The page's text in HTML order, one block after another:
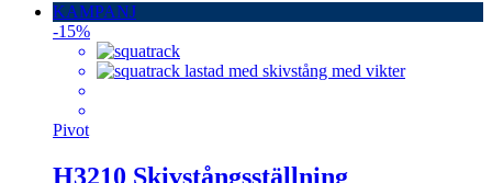
KAMPANJ
-15%
Pivot
H3210 Skivstångsställning